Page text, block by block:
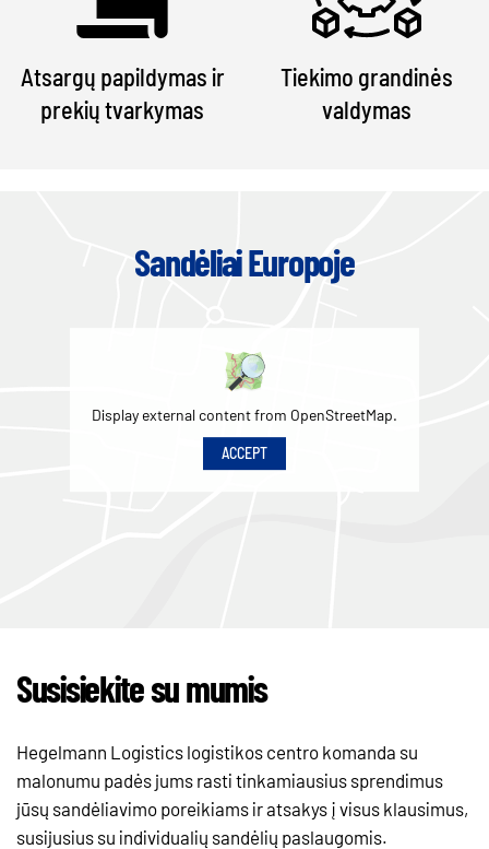
Atsargų papildymas ir
prekių tvarkymas
Tiekimo grandinės
valdymas
Sandėliai Europoje
Display external content from OpenStreetMap.
ACCEPT
Susisiekite su mumis
Hegelmann Logistics logistikos centro komanda su
malonumu padės jums rasti tinkamiausius sprendimus
jūsų sandėliavimo poreikiams ir atsakys į visus klausimus,
susijusius su individualių sandėlių paslaugomis.